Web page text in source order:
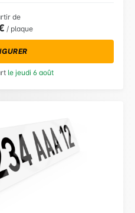
de
/ plaque
le jeudi 6 août